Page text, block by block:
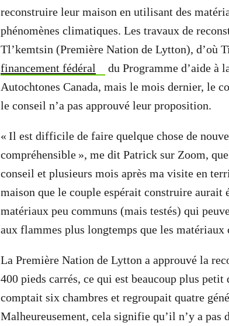
reconstruire leur maison en utilisant des
phénomènes climatiques. Les travaux de
Tl’kemtsin (Première Nation de Lytton), d’où
financement fédéral
du Programme d’aide à
Autochtones Canada, mais le mois dernier, le
le conseil n’a pas approuvé leur proposition.
« Il est difficile de faire quelque chose de
compréhensible », me dit Patrick sur Zoom,
conseil et plusieurs mois après ma visite en
maison que le couple espérait construire
matériaux peu communs (mais testés) qui
aux flammes plus longtemps que les matériaux
La Première Nation de Lytton a approuvé la
400 pieds carrés, ce qui est beaucoup plus
comptait six chambres et regroupait quatre
Malheureusement, cela signifie qu’il n’y a